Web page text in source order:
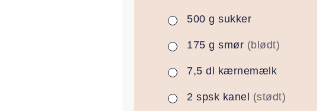
▢
500 g sukker
▢175 g smør (blødt)
▢
7,5 dl kærnemælk
▢
2 spsk kanel (stødt)